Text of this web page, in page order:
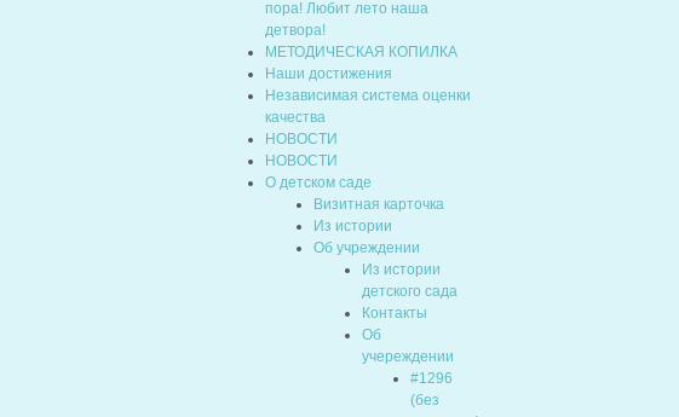
пора! Любит лето наша
детвора!
МЕТОДИЧЕСКАЯ КОПИЛКА
Наши достижения
Независимая система оценки
качества
НОВОСТИ
НОВОСТИ
О детском саде
Визитная карточка
Из истории
Об учреждении
Из истории
детского сада
Контакты
Об
учереждении
#1296
(без